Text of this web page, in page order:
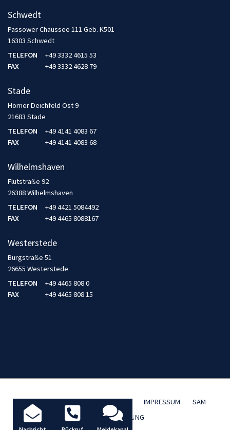
Schwedt
Passower Chaussee 111 Geb. K501
16303 Schwedt
TELEFON
+49 3332 4615 53
FAX
+49 3332 4628 79
Stade
Hörner Deichfeld Ost 9
21683 Stade
TELEFON
+49 4141 4083 67
FAX
+49 4141 4083 68
Wilhelmshaven
Flutstraße 92
26388 Wilhelmshaven
TELEFON
+49 4421 5084492
FAX
+49 4465 8088167
Westerstede
Burgstraße 51
26655 Westerstede
TELEFON
+49 4465 808 0
FAX
+49 4465 808 15
AKTUELLES / BLOG DATENSCHUTZ IMPRESSUM
SAM
TBD FERNWARTUNG